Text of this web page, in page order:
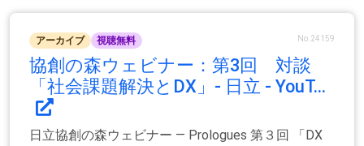
アーカイブ 視聴無料 No.24159
協創の森ウェビナー：第3回 対談
「社会課題解決とDX」- 日立 - YouT...
日立協創の森ウェビナー ― Prologues 第３回 「DX